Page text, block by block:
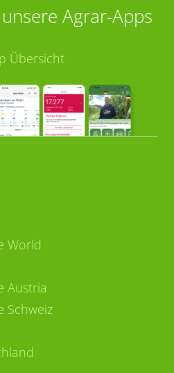
Agrar-Apps
Übersicht
World
Austria
Schweiz